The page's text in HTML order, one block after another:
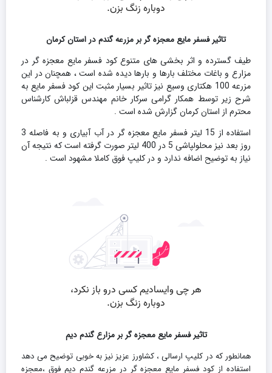
تاثیر فسفر مایع معجزه گر بر مزرعه گندم در استان کرمان
طیف گسترده و اثر بخشی های متنوع کود فسفر مایع معجزه گر در
مزارع و باغات مختلف بارها و بارها دیده شده است ، همچنان در این
مزرعه 100 هکتاری وسیع نیز تاثیر بسیار مثبت این کود فسفر مایع به
شرح زیر توسط همکار گرامی سرکار خانم مهندس قزلباش کارشناس
محترم از استان کرمان گزارش شده است .
استفاده از 15 لیتر فسفر مایع معجزه گر در آب آبیاری و به فاصله 3
روز بعد نیز محلولپاشی 5 در 400 لیتر صورت گرفته است که نتیجه آن
نیاز به توضیح اضافه ندارد و در کلیپ فوق کاملا مشهود است .
تاثیر فسفر مایع معجزه گر بر مزارع گندم دیم
همانطور که در کلیپ ارسالی ، کشاورز عزیز نیز به خوبی توضیح می دهد
استفاده از کود فسفر مایع معجزه گر در مزرعه گندم دیم فوق ،معجزه